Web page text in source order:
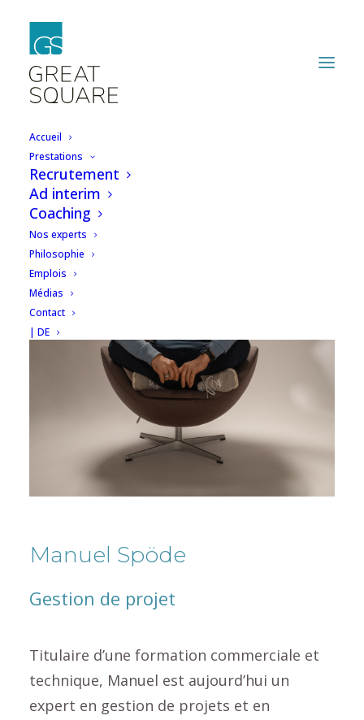
Accueil
Prestations
Recrutement
Ad interim
Coaching
Nos experts
Philosophie
Emplois
Médias
Contact
| DE
Manuel Spöde
Gestion de projet
Titulaire d’une formation commerciale et
technique, Manuel est aujourd’hui un
expert en gestion de projets et en